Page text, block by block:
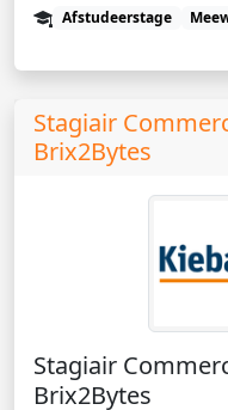
Afstudeerstage
Stagiair
Brix2Bytes
Stagiair
Brix2Bytes